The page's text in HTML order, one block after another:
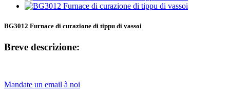
BG3012 Furnace di curazione di tippu di vassoi
Breve descrizione:
Mandate un email à noi